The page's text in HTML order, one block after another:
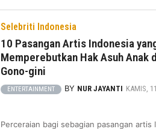
Selebriti Indonesia
10 Pasangan Artis Indonesia
Memperebutkan Hak Asuh Anak
Gono-gini
ENTERTAINMENT BY NUR JAYANTI KAMIS,
Perceraian bagi sebagian pasangan artis